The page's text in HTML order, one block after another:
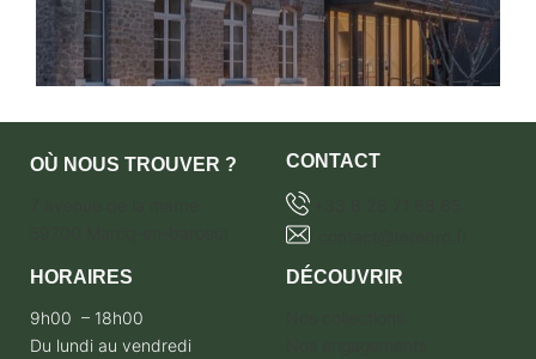
OÙ NOUS TROUVER ?
CONTACT
HORAIRES
9h00 – 18h00
Du lundi au vendredi
DÉCOUVRIR